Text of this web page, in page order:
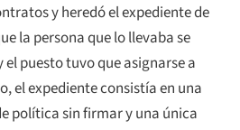
y heredó el expediente de
la persona que lo llevaba se
puesto tuvo que asignarse a
el expediente consistía en una
política sin firmar y una única